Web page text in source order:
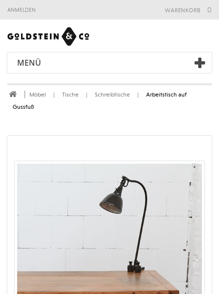
anmelden
MENÜ
warenkorb 0
Möbel Tische Schreibtische Arbeitstisch auf
Gussfuß